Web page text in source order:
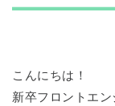
こんにちは！
新卒フロントエ